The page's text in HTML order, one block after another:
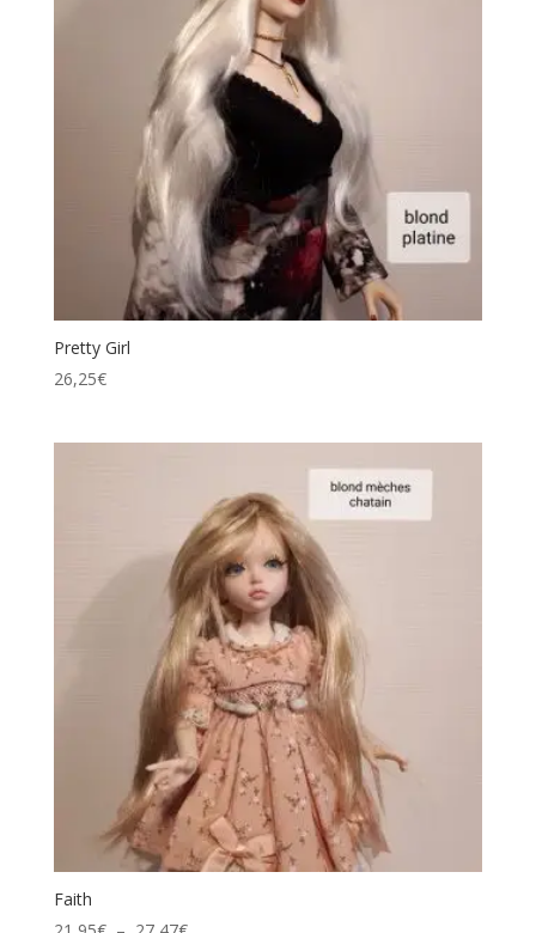
Pretty Girl
26,25€
Faith